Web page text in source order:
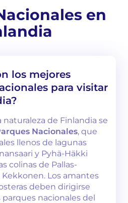
en
los mejores
para visitar
naturaleza de Finlandia se
Nacionales, que
llenos de lagunas
y Pyhä-Häkki
colinas de Pallas-
Los amantes
deben dirigirse
nacionales del